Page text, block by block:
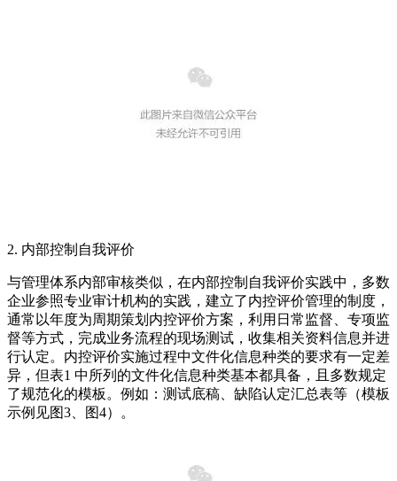
2. 内部控制自我评价
与管理体系内部审核类似，在内部控制自我评价实践中，多数
企业参照专业审计机构的实践，建立了内控评价管理的制度，
通常以年度为周期策划内控评价方案，利用日常监督、专项监
督等方式，完成业务流程的现场测试，收集相关资料信息并进
行认定。内控评价实施过程中文件化信息种类的要求有一定差
异，但表1 中所列的文件化信息种类基本都具备，且多数规定
了规范化的模板。例如：测试底稿、缺陷认定汇总表等（模板
示例见图3、图4）。